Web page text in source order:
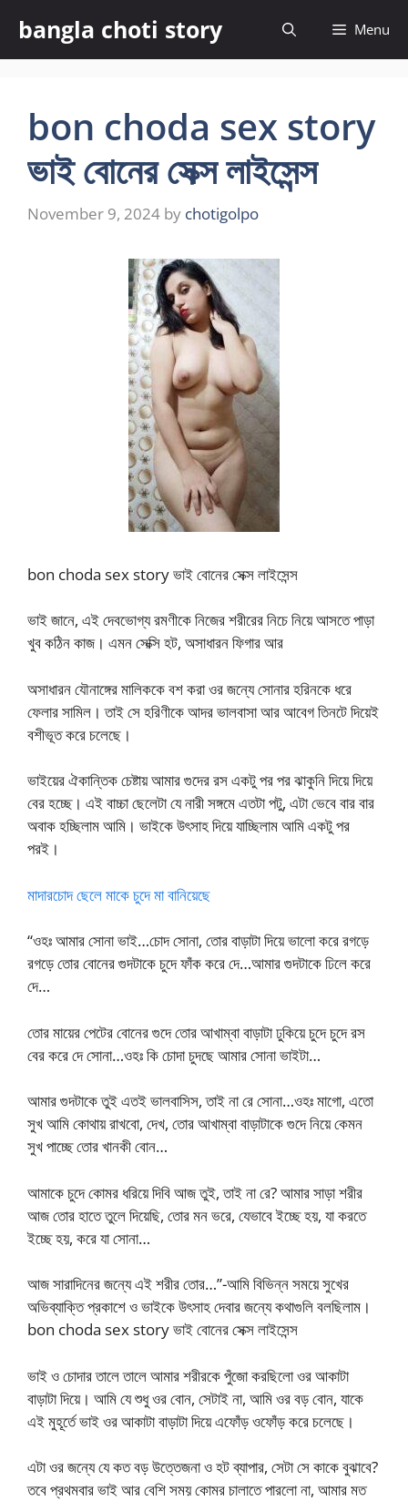
content
bangla choti story Menu
bon choda sex story
ভাই বোনের সেক্স লাইসেন্স
November 9, 2024 by chotigolpo
bon choda sex story ভাই বোনের সেক্স লাইসেন্স
ভাই জানে, এই দেবভোগ্য রমণীকে নিজের শরীরের নিচে নিয়ে আসতে পাড়া
খুব কঠিন কাজ। এমন সেক্সি হট, অসাধারন ফিগার আর
অসাধারন যৌনাঙ্গের মালিককে বশ করা ওর জন্যে সোনার হরিনকে ধরে
ফেলার সামিল। তাই সে হরিণীকে আদর ভালবাসা আর আবেগ তিনটে দিয়েই
বশীভূত করে চলেছে।
ভাইয়ের ঐকান্তিক চেষ্টায় আমার গুদের রস একটু পর পর ঝাকুনি দিয়ে দিয়ে
বের হচ্ছে। এই বাচ্চা ছেলেটা যে নারী সঙ্গমে এতটা পটু, এটা ভেবে বার বার
অবাক হচ্ছিলাম আমি। ভাইকে উৎসাহ দিয়ে যাচ্ছিলাম আমি একটু পর
পরই।
মাদারচোদ ছেলে মাকে চুদে মা বানিয়েছে
“ওহঃ আমার সোনা ভাই…চোদ সোনা, তোর বাড়াটা দিয়ে ভালো করে রগড়ে
রগড়ে তোর বোনের গুদটাকে চুদে ফাঁক করে দে…আমার গুদটাকে ঢিলে করে
দে…
তোর মায়ের পেটের বোনের গুদে তোর আখাম্বা বাড়াটা ঢুকিয়ে চুদে চুদে রস
বের করে দে সোনা…ওহঃ কি চোদা চুদছে আমার সোনা ভাইটা…
আমার গুদটাকে তুই এতই ভালবাসিস, তাই না রে সোনা…ওহঃ মাগো, এতো
সুখ আমি কোথায় রাখবো, দেখ, তোর আখাম্বা বাড়াটাকে গুদে নিয়ে কেমন
সুখ পাচ্ছে তোর খানকী বোন…
আমাকে চুদে কোমর ধরিয়ে দিবি আজ তুই, তাই না রে? আমার সাড়া শরীর
আজ তোর হাতে তুলে দিয়েছি, তোর মন ভরে, যেভাবে ইচ্ছে হয়, যা করতে
ইচ্ছে হয়, করে যা সোনা…
আজ সারাদিনের জন্যে এই শরীর তোর…”-আমি বিভিন্ন সময়ে সুখের
অভিব্যাক্তি প্রকাশে ও ভাইকে উৎসাহ দেবার জন্যে কথাগুলি বলছিলাম।
bon choda sex story ভাই বোনের সেক্স লাইসেন্স
ভাই ও চোদার তালে তালে আমার শরীরকে পুঁজো করছিলো ওর আকাটা
বাড়াটা দিয়ে। আমি যে শুধু ওর বোন, সেটাই না, আমি ওর বড় বোন, যাকে
এই মুহূর্তে ভাই ওর আকাটা বাড়াটা দিয়ে এফোঁড় ওফোঁড় করে চলেছে।
এটা ওর জন্যে যে কত বড় উত্তেজনা ও হট ব্যাপার, সেটা সে কাকে বুঝাবে?
তবে প্রথমবার ভাই আর বেশি সময় কোমর চালাতে পারলো না, আমার মত